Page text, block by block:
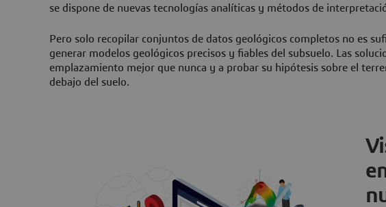
se dispone de nuevas tecnologías analíticas y métodos de
Pero solo recopilar conjuntos de datos geológicos completos no es
generar modelos geológicos precisos y fiables del subsuelo. Las
emplazamiento mejor que nunca y a probar su hipótesis sobre el
debajo del suelo.